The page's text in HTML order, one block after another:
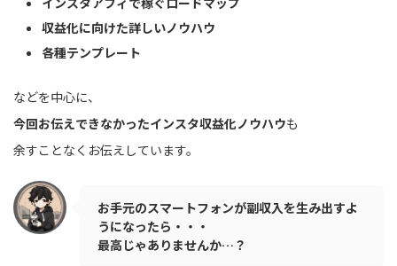
収益化に向けた詳しいノウハウ
各種テンプレート
などを中心に、
今回お伝えできなかったインスタ収益化ノウハウも
余すことなくお伝えしています。
お手元のスマートフォンが副収入を生み出すよ
うになったら・・・
最高じゃありませんか…？